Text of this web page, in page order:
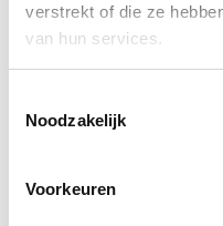
verstrekt of die ze
van hun services.
Noodzakelijk
Voorkeuren
Vraag naar
09/08/23
Het aantal dossiers
er 329 meer dan in 2021 en
Welzijn Hilde Crevits. De
beetje hulp na de geboorte